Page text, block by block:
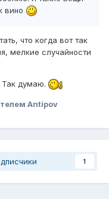
вино
что когда вот так
мелкие случайности
Так думаю.
Antipov
1